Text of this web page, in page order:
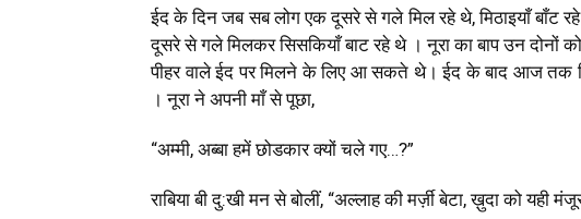
ईद के दिन जब सब लोग एक दूसरे से गले मिल रहे थे,मिठाइयाँ बाँट
दूसरे से गले मिलकर सिसकियाँ बाट रहे थे । नूरा का बाप उन दोनों
पीहर वाले ईद पर मिलने के लिए आ सकते थे। ईद के बाद आज तक
। नूरा ने अपनी माँ से पूछा,
“अम्मी, अब्बा हमें छोडकार क्यों चले गए…?”
राबिया बी दु:खी मन से बोलीं, “अल्लाह की मर्ज़ी बेटा,ख़ुदा को यही